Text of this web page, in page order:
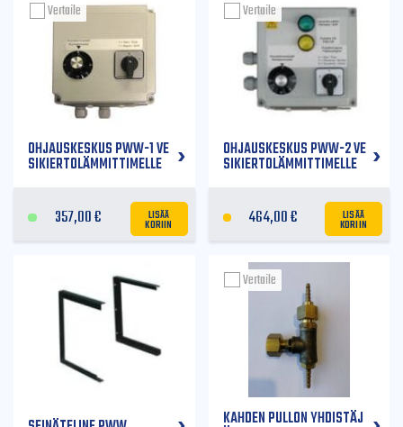
OHJAUSKESKUS PWW-1 VE
SIKIERTOLÄMMITTIMELLE
357,00€ LISÄÄ
KORIIN
Vertaile
OHJAUSKESKUS PWW-2 VE
SIKIERTOLÄMMITTIMELLE
464,00€ LISÄÄ
KORIIN
Vertaile
KAHDEN PULLON YHDISTÄJ
Vertaile